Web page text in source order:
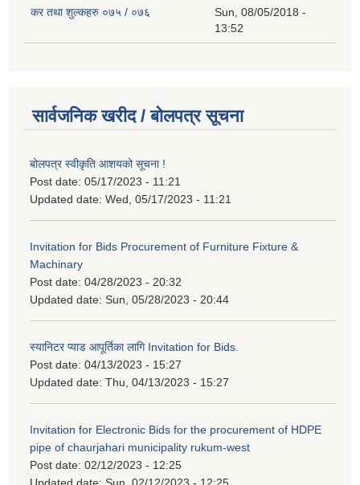
कर तथा शुल्कहरु ०७५ / ०७६
Sun, 08/05/2018 -
13:52
सार्वजनिक खरीद / बोलपत्र सूचना
बोलपत्र स्वीकृति आशयको सूचना !
Post date: 05/17/2023 - 11:21
Updated date: Wed, 05/17/2023 - 11:21
Invitation for Bids Procurement of Furniture Fixture &
Machinary
Post date: 04/28/2023 - 20:32
Updated date: Sun, 05/28/2023 - 20:44
स्यानिटर प्याड आपूर्तिका लागि Invitation for Bids.
Post date: 04/13/2023 - 15:27
Updated date: Thu, 04/13/2023 - 15:27
Invitation for Electronic Bids for the procurement of HDPE
pipe of chaurjahari municipality rukum-west
Post date: 02/12/2023 - 12:25